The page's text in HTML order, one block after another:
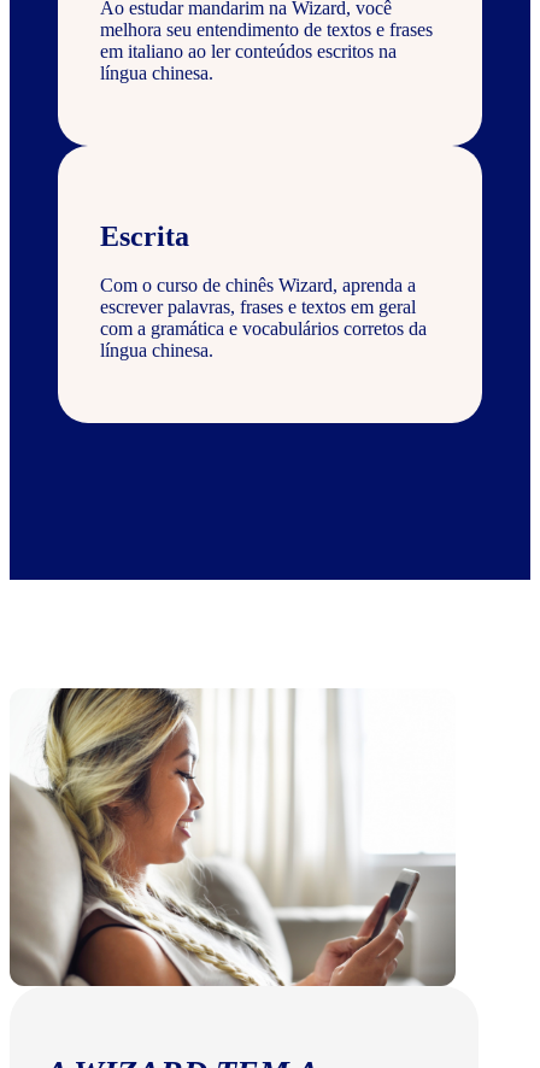
Ao estudar mandarim na Wizard, você
melhora seu entendimento de textos e frases
em italiano ao ler conteúdos escritos na
língua chinesa.
Escrita
Com o curso de chinês Wizard, aprenda a
escrever palavras, frases e textos em geral
com a gramática e vocabulários corretos da
língua chinesa.